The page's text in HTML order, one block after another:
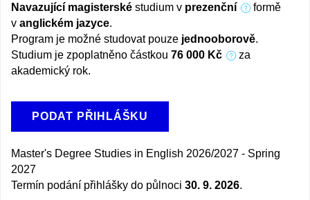
Navazující magisterské studium v prezenční
formě
v anglickém jazyce.
Program je možné studovat pouze jednooborově.
Studium je zpoplatněno částkou 76 000 Kč
za
akademický rok.
PODAT PŘIHLÁŠKU
Master's Degree Studies in English 2026/2027 - Spring
2027
Termín podání přihlášky do půlnoci 30. 9. 2026.